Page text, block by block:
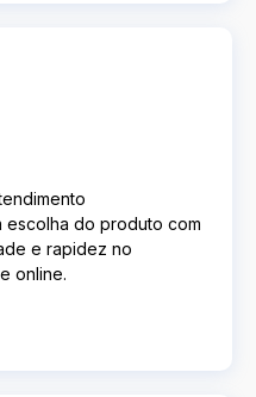
escolha do produto com
e rapidez no
online.